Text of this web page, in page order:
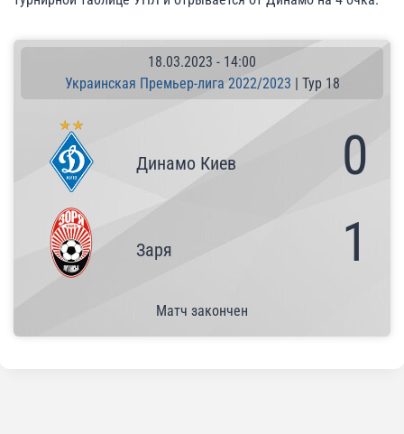
18.03.2023 - 14:00
Украинская Премьер-лига 2022/2023 | Тур 18
Динамо Киев 0
Заря 1
Матч закончен